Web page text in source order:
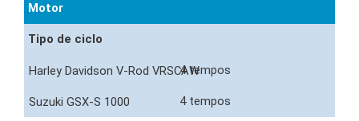
Motor
Tipo de ciclo
4 tempos
4 tempos